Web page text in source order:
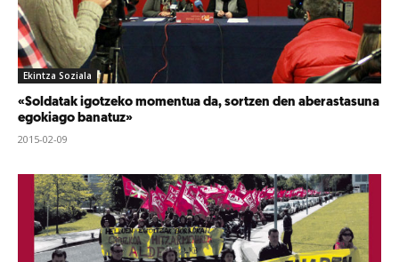
Ekintza Soziala
«Soldatak igotzeko momentua da, sortzen den aberastasuna
egokiago banatuz»
2015-02-09